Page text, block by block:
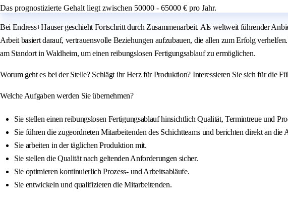
Das prognostizierte Gehalt liegt zwischen 50000 - 65000 € pro Jahr.
Bei Endress+Hauser geschieht Fortschritt durch Zusammenarbeit. Als weltweit führender
Arbeit basiert darauf, vertrauensvolle Beziehungen aufzubauen, die allen zum Erfolg
am Standort in Waldheim, um einen reibungslosen Fertigungsablauf zu ermöglichen.
Worum geht es bei der Stelle? Schlägt ihr Herz für Produktion? Interessieren Sie sich für die
Welche Aufgaben werden Sie übernehmen?
Sie stellen einen reibungslosen Fertigungsablauf hinsichtlich Qualität, Termintreue und
Sie führen die zugeordneten Mitarbeitenden des Schichtteams und berichten direkt an die
Sie arbeiten in der täglichen Produktion mit.
Sie stellen die Qualität nach geltenden Anforderungen sicher.
Sie optimieren kontinuierlich Prozess- und Arbeitsabläufe.
Sie entwickeln und qualifizieren die Mitarbeitenden.